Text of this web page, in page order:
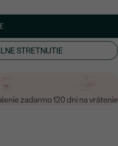
STRETNUTIE
zadarmo120 dní na vrátenie